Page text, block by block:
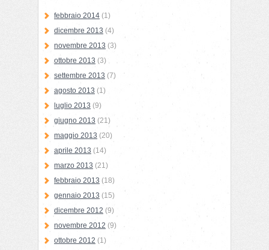
febbraio 2014 (1)
dicembre 2013 (4)
novembre 2013 (3)
ottobre 2013 (3)
settembre 2013 (7)
agosto 2013 (1)
luglio 2013 (9)
giugno 2013 (21)
maggio 2013 (20)
aprile 2013 (14)
marzo 2013 (21)
febbraio 2013 (18)
gennaio 2013 (15)
dicembre 2012 (9)
novembre 2012 (9)
ottobre 2012 (1)